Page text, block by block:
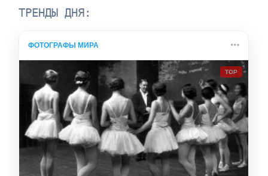
ТРЕНДЫ ДНЯ:
ФОТОГРАФЫ МИРА
TOP